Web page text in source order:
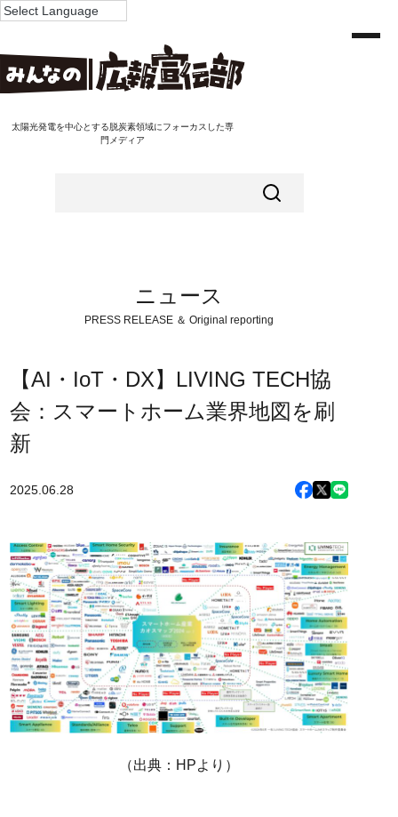
太陽光発電を中心とする脱炭素領域にフォーカスした専
門メディア
ニュース
PRESS RELEASE ＆ Original reporting
【AI・IoT・DX】LIVING TECH協
会：スマートホーム業界地図を刷
新
2025.06.28
（出典：HPより）